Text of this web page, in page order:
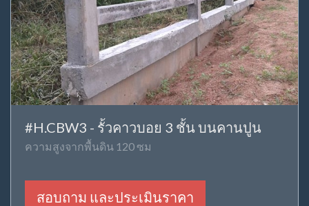
#H.CBW3 - รั้วคาวบอย 3 ชั้น บนคานปูน
ความสูงจากพื้นดิน 120 ซม
สอบถาม และประเมินราคา